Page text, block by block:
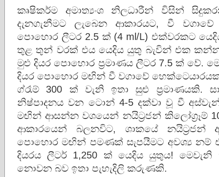
කෘෂිකර්ම අමාත්‍යංශ නිලධාරීන් විසින්
දැනගැනීමට ලැබෙන ආකාරයට, වී
පොහොර ලීටර 2.5 ක් (4 ml/L) එක්වරකට
තුළ තුන් වරක් එය යෙදිය යුතු බැවින් එක
මුළු දියර පොහොර ප්‍රමාණය ලීටර 7.5 ක් වේ.
දියර පොහොර මඟින් වී වගාවේ
ග්රෑම් 300 ක් වැනි ඉතා සුළු ප්‍රමාණයකි.
නිෂ්පාදනය වන ටොන් 4-5 දක්වා වූ වී
මඟින් ආසන්න වශයෙන් නයිට්‍රජන් කිලෝග්‍රෑම්
ආකාරයෙන් බලනවිට, ශාකයේ නයිට්‍රජන්
පොහොර මඟින් පමණක් සැපයීමට අවශ්‍ය නම්
දියරය ලීටර් 1,250 ක් යෙදිය යුතුය! මෙවැනි
නොවන බව ඉතා පැහැදිලි කරුණකි.